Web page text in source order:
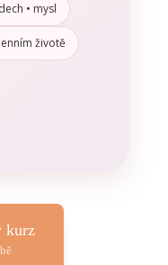
• mysl
životě
kurz